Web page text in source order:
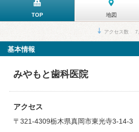
TOP 地図
アクセス数 7
基本情報
みやもと歯科医院
アクセス
〒321-4309栃木県真岡市東光寺3-14-3